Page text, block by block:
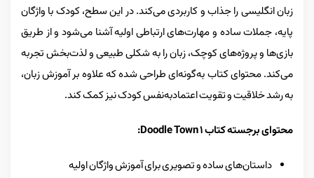
زبان انگلیسی را جذاب و کاربردی می‌کند. در این سطح، کودک با واژگان
پایه، جملات ساده و مهارت‌های ارتباطی اولیه آشنا می‌شود و از طریق
بازی‌ها و پروژه‌های کوچک، زبان را به شکلی طبیعی و لذت‌بخش تجربه
می‌کند. محتوای کتاب به‌گونه‌ای طراحی شده که علاوه بر آموزش زبان،
به رشد خلاقیت و تقویت اعتمادبه‌نفس کودک نیز کمک کند.
محتوای برجسته کتاب Doodle Town 1:
داستان‌های ساده و تصویری برای آموزش واژگان اولیه